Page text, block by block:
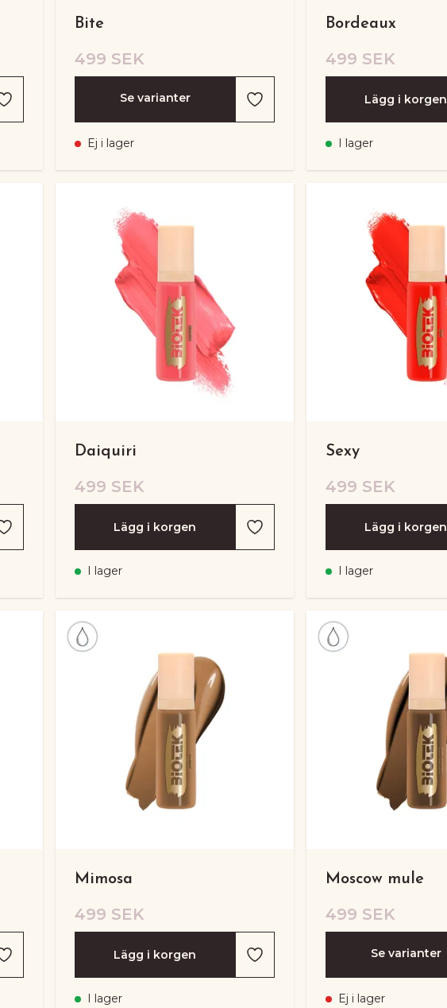
Bite
499 SEK
Se varianter
Ej i lager
Bordeaux
499 SEK
Lägg i korgen
I lager
Daiquiri
499 SEK
Lägg i korgen
I lager
Sexy
499 SEK
Lägg i korgen
I lager
Mimosa
499 SEK
Lägg i korgen
I lager
Moscow mule
499 SEK
Se varianter
Ej i lager